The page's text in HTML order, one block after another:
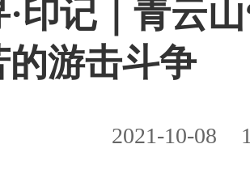
·印记｜青云
的游击斗争
2021-10-08